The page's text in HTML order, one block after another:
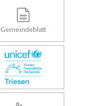
Gemeindeblatt